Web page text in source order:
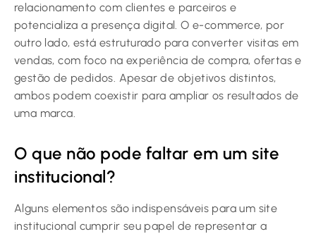
relacionamento com clientes e parceiros e
potencializa a presença digital. O e-commerce, por
outro lado, está estruturado para converter visitas em
vendas, com foco na experiência de compra, ofertas e
gestão de pedidos. Apesar de objetivos distintos,
ambos podem coexistir para ampliar os resultados de
uma marca.
O que não pode faltar em um site
institucional?
Alguns elementos são indispensáveis para um site
institucional cumprir seu papel de representar a